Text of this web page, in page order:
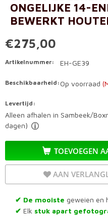
ONGELIJKE 14-
BEWERKT
€275,00
Artikelnummer: EH-GE39
Beschikbaarheid: Op voorraad
Levertijd:
Alleen afhalen in Sambeek/
dagen)
TOEVOEGEN
AAN
✔ De mooiste geweien en
✔ Elk stuk apart